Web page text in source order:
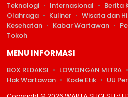
Teknologi Internasional Berita
Olahraga
Kuliner Wisata dan
Kesehatan
Kabar Wartawan
Tokoh
MENU INFORMASI
BOX REDAKSI LOWONGAN MITRA
Hak Wartawan
Kode Etik UU